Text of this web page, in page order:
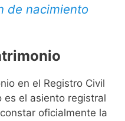
de nacimiento
en el Registro Civil
es el asiento registral
oficialmente la